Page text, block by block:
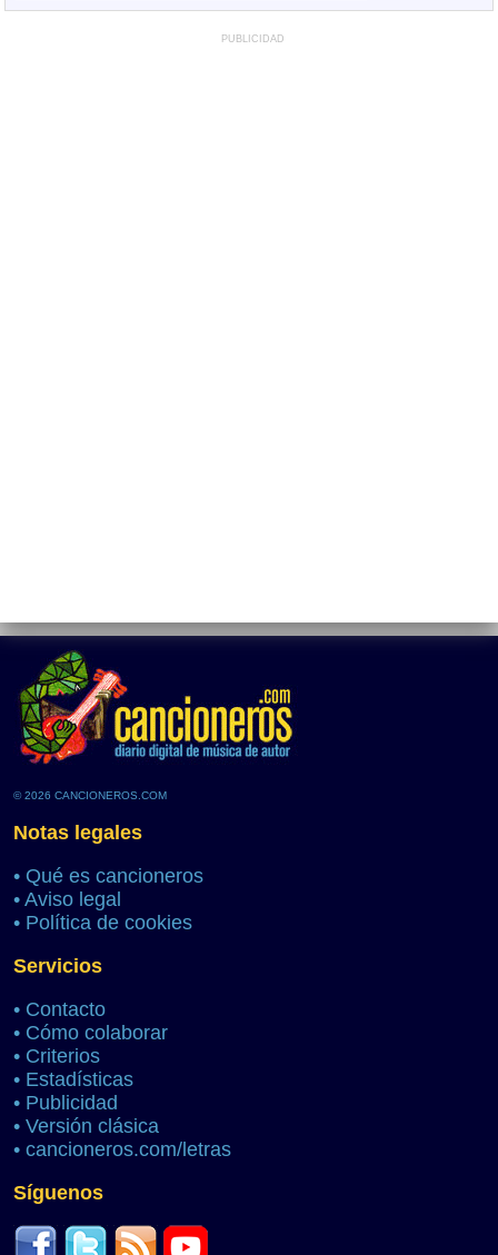
PUBLICIDAD
© 2026 CANCIONEROS.COM
Notas legales
• Qué es cancioneros
• Aviso legal
• Política de cookies
Servicios
• Contacto
• Cómo colaborar
• Criterios
• Estadísticas
• Publicidad
• Versión clásica
• cancioneros.com/letras
Síguenos